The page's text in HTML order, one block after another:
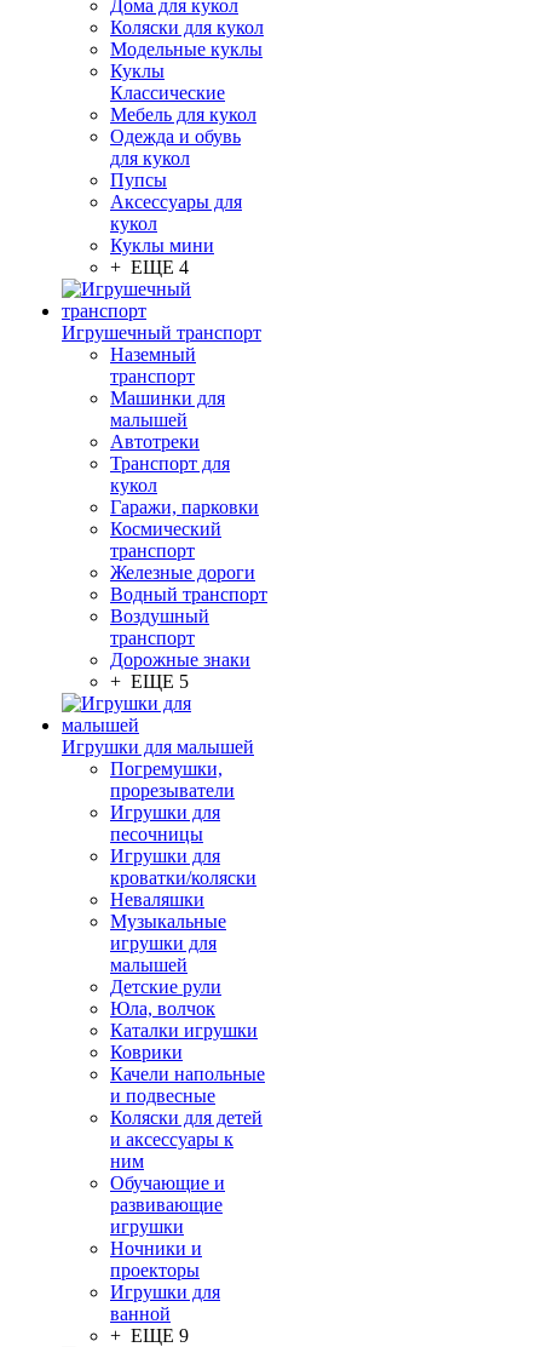
Дома для кукол
Коляски для кукол
Модельные куклы
Куклы
Классические
Мебель для кукол
Одежда и обувь
для кукол
Пупсы
Аксессуары для
кукол
Куклы мини
+ ЕЩЕ 4
Игрушечный транспорт
Наземный
транспорт
Машинки для
малышей
Автотреки
Транспорт для
кукол
Гаражи, парковки
Космический
транспорт
Железные дороги
Водный транспорт
Воздушный
транспорт
Дорожные знаки
+ ЕЩЕ 5
Игрушки для малышей
Погремушки,
прорезыватели
Игрушки для
песочницы
Игрушки для
кроватки/коляски
Неваляшки
Музыкальные
игрушки для
малышей
Детские рули
Юла, волчок
Каталки игрушки
Коврики
Качели напольные
и подвесные
Коляски для детей
и аксессуары к
ним
Обучающие и
развивающие
игрушки
Ночники и
проекторы
Игрушки для
ванной
+ ЕЩЕ 9